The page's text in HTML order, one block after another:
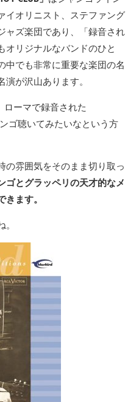
イオリニスト、ステファング
ャズ楽団であり、「録音され
オリジナルなバンドのひと
中でも非常に重要な楽団の名
が沢山あります。
ローマで録音された
ゴ聴いてみたいなという方
の雰囲気をそのまま切り取っ
ゴとグラッペリの天才的なメ
ます。